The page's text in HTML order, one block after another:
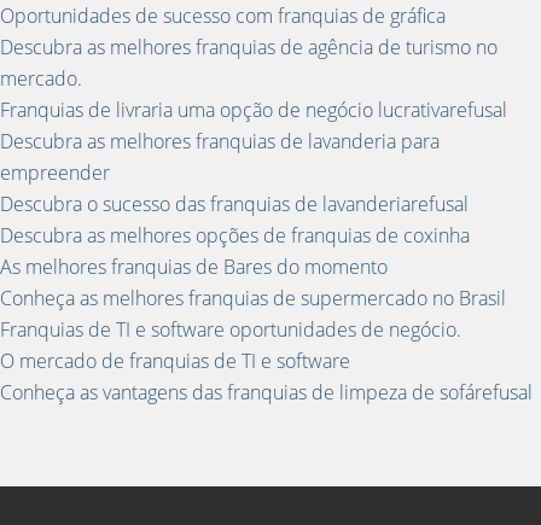
Oportunidades de sucesso com franquias de gráfica
Descubra as melhores franquias de agência de turismo no
mercado.
Franquias de livraria uma opção de negócio lucrativarefusal
Descubra as melhores franquias de lavanderia para
empreender
Descubra o sucesso das franquias de lavanderiarefusal
Descubra as melhores opções de franquias de coxinha
As melhores franquias de Bares do momento
Conheça as melhores franquias de supermercado no Brasil
Franquias de TI e software oportunidades de negócio.
O mercado de franquias de TI e software
Conheça as vantagens das franquias de limpeza de sofárefusal